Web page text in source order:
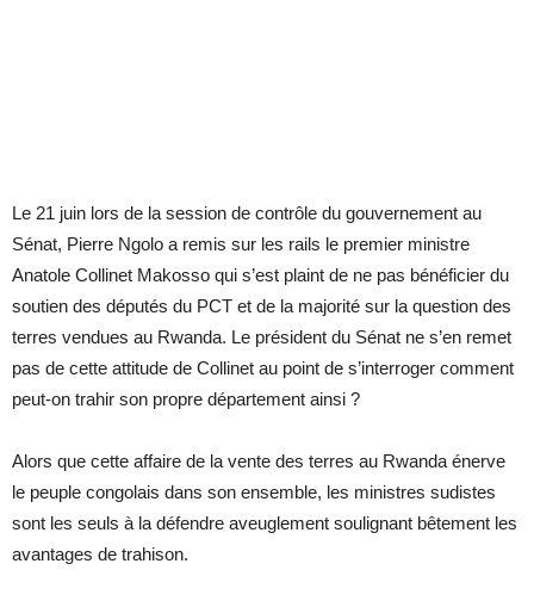
Le 21 juin lors de la session de contrôle du gouvernement au
Sénat, Pierre Ngolo a remis sur les rails le premier ministre
Anatole Collinet Makosso qui s’est plaint de ne pas bénéficier du
soutien des députés du PCT et de la majorité sur la question des
terres vendues au Rwanda. Le président du Sénat ne s’en remet
pas de cette attitude de Collinet au point de s’interroger comment
peut-on trahir son propre département ainsi ?
Alors que cette affaire de la vente des terres au Rwanda énerve
le peuple congolais dans son ensemble, les ministres sudistes
sont les seuls à la défendre aveuglement soulignant bêtement les
avantages de trahison.